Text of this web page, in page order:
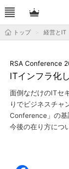
トップ 経営とIT
ITインフラ化
RSA Conference
面倒なだけのITセ
りでビジネスチャ
Conference」の基
今後の在り方につ